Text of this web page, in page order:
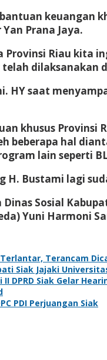
keuangan
Prana Jaya.
Provinsi Riau kita
dilaksanakan
HY saat
khusus Provinsi
beberapa hal
lain seperti
Bustami lagi
Sosial
Yuni Harmoni
Terancam
Siak Jajaki
Siak Gelar
PDI Perjuangan Siak